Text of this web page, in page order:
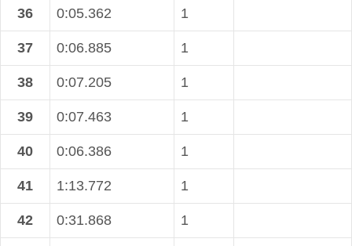
36 0:05.362 1
37 0:06.885 1
38 0:07.205 1
39 0:07.463 1
40 0:06.386 1
41 1:13.772 1
42 0:31.868 1